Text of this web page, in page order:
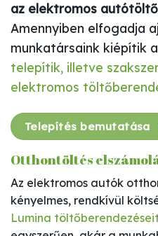
az elektromos
Amennyiben elfogadja
munkatársaink kiépítik
telepítik, illetve
elektromos
Telepítés bemutatása
Otthontöltés
Az elektromos autók
kényelmes, rendkívül
Lumina töltőberendezéseit